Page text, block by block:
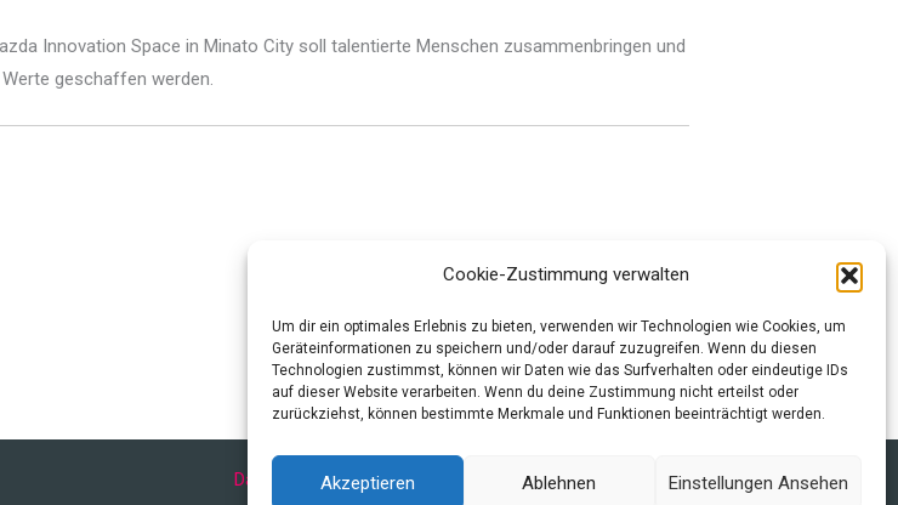
Cookie-Zustimmung verwalten
Um dir ein optimales Erlebnis zu bieten, verwenden wir Technologien wie Cookies, um
Geräteinformationen zu speichern und/oder darauf zuzugreifen. Wenn du diesen
Technologien zustimmst, können wir Daten wie das Surfverhalten oder eindeutige IDs
auf dieser Website verarbeiten. Wenn du deine Zustimmung nicht erteilst oder
zurückziehst, können bestimmte Merkmale und Funktionen beeinträchtigt werden.
Akzeptieren Ablehnen Einstellungen Ansehen
Innovation Space in Minato City soll talentierte Menschen zusammenbringen und
geschaffen werden.
Nächster Beitrag→
Datenschutzerklärung und Cookie-Richtlinie Impressum